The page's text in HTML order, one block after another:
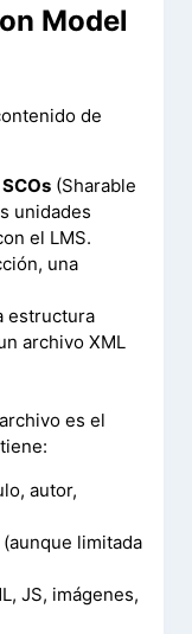
Model
de
SCOs (Sharable
unidades
el LMS.
una
estructura
archivo XML
es el
autor,
limitada
JS, imágenes,